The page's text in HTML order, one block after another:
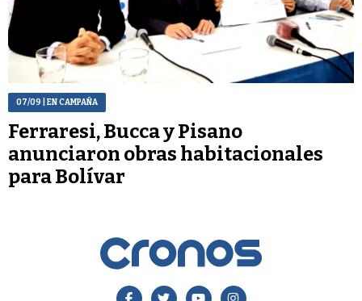
07/09 | EN CAMPAÑA
Ferraresi, Bucca y Pisano
anunciaron obras habitacionales
para Bolívar